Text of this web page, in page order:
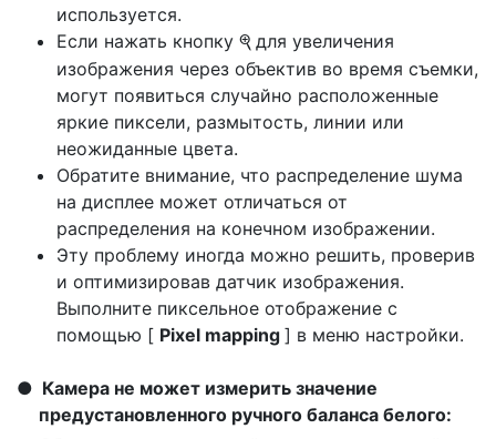
используется.
Если нажать кнопку X для увеличения
изображения через объектив во время съемки,
могут появиться случайно расположенные
яркие пиксели, размытость, линии или
неожиданные цвета.
Обратите внимание, что распределение шума
на дисплее может отличаться от
распределения на конечном изображении.
Эту проблему иногда можно решить, проверив
и оптимизировав датчик изображения.
Выполните пиксельное отображение с
помощью [ Pixel mapping ] в меню настройки.
Камера не может измерить значение
предустановленного ручного баланса белого: